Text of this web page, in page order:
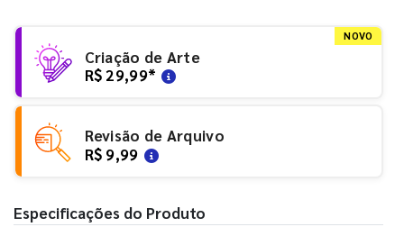
NOVO
Criação de Arte
R$ 29,99*
Revisão de Arquivo
R$ 9,99
Especificações do Produto